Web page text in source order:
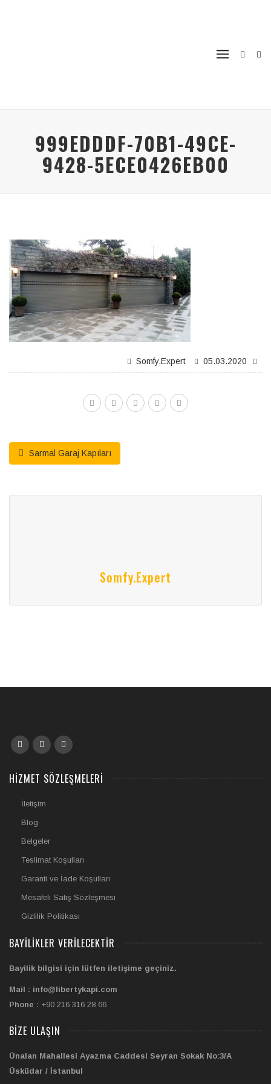
999EDDDF-70B1-49CE-
9428-5ECE0426EB00
Somfy.expert 05.03.2020
Sarmal Garaj Kapıları
Somfy.expert
HIZMET SÖZLEŞMELERI
İletişim
Blog
Belgeler
Teslimat Koşulları
Garanti ve İade Koşulları
Mesafeli Satış Sözleşmesi
Gizlilik Politikası
BAYILIKLER VERILECEKTIR
Bayilik bilgisi için lütfen iletişime geçiniz.
Mail : info@libertykapi.com
Phone : +90 216 316 28 66
BIZE ULAŞIN
Ünalan Mahallesi Ayazma Caddesi Seyran Sokak No:3/A
Üsküdar / İstanbul